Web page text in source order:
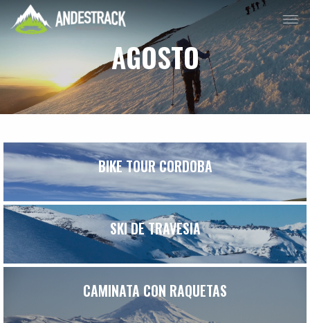
AGOSTO
BIKE TOUR CORDOBA
SKI DE TRAVESIA
CAMINATA CON RAQUETAS